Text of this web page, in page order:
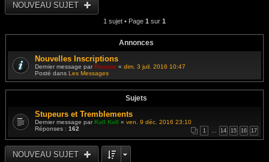
NOUVEAU SUJET
1 sujet • Page 1 sur 1
Annonces
Nouvelles Inscriptions
Dernier message parResane « dim. 3 juil. 2016 10:47
Posté dans Les Messages
Sujets
Stupeurs et Tremblements
Dernier message parKoll Koll « ven. 9 déc. 2016 23:10
Réponses : 162 1 … 14 15 16 17
NOUVEAU SUJET